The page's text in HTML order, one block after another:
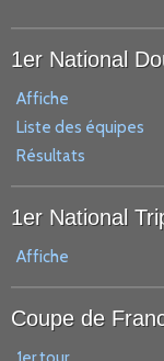
1er National
Affiche
Liste des équipes
Résultats
1er National
Affiche
Coupe de